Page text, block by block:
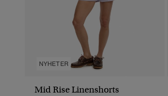
NYHETER
Mid Rise Linenshorts